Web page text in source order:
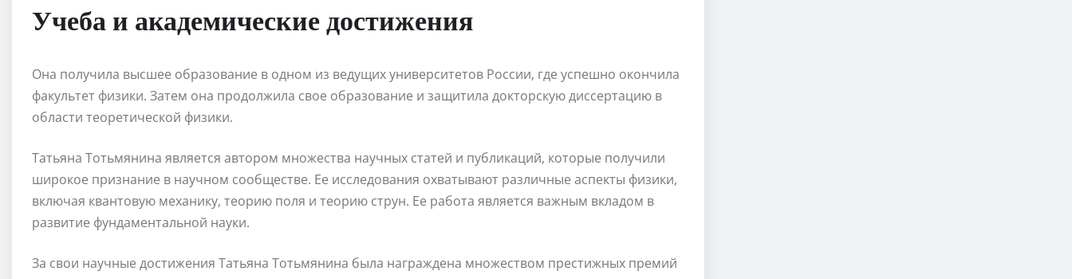
Учеба и академические достижения
Она получила высшее образование в одном из ведущих университетов России, где успешно окончила
факультет физики. Затем она продолжила свое образование и защитила докторскую диссертацию в
области теоретической физики.
Татьяна Тотьмянина является автором множества научных статей и публикаций, которые получили
широкое признание в научном сообществе. Ее исследования охватывают различные аспекты физики,
включая квантовую механику, теорию поля и теорию струн. Ее работа является важным вкладом в
развитие фундаментальной науки.
За свои научные достижения Татьяна Тотьмянина была награждена множеством престижных премий